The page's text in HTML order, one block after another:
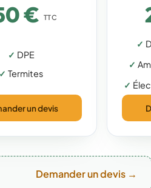
€ TTC
DPE
Termites
un devis
Demander un devis →